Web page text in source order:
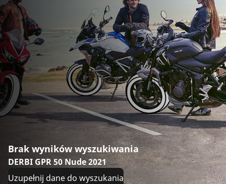
Brak wyników wyszukiwania
DERBI GPR 50 Nude 2021
Uzupełnij dane do wyszukania